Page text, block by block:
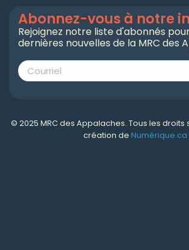
Abonnez-vous à notre
Rejoignez notre liste d'abonnés
dernières nouvelles de la MRC des
© 2025 MRC des Appalaches. Tous les droits
création de Numérique.ca